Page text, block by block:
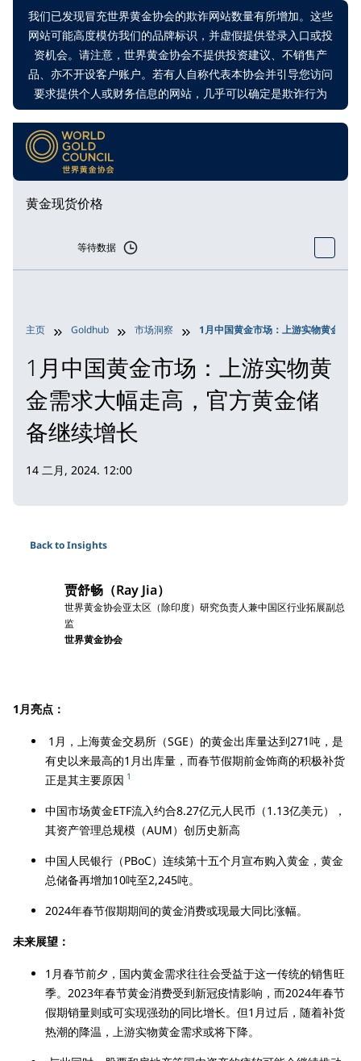
我们已发现冒充世界黄金协会的欺诈网站数量有所增加。这些
网站可能高度模仿我们的品牌标识，并虚假提供登录入口或投
资机会。请注意，世界黄金协会不提供投资建议、不销售产
品、亦不开设客户账户。若有人自称代表本协会并引导您访问
要求提供个人或财务信息的网站，几乎可以确定是欺诈行为
黄金现货价格
等待数据
主页 Goldhub 市场洞察 1月中国黄金市场：上游实物黄金需
1月中国黄金市场：上游实物黄
金需求大幅走高，官方黄金储
备继续增长
14 二月, 2024. 12:00
Back to Insights
贾舒畅（Ray Jia）
世界黄金协会亚太区（除印度）研究负责人兼中国区行业拓展副总
监
世界黄金协会
1月亮点：
1月，上海黄金交易所（SGE）的黄金出库量达到271吨，是
有史以来最高的1月出库量，而春节假期前金饰商的积极补货
正是其主要原因 1
中国市场黄金ETF流入约合8.27亿元人民币（1.13亿美元），
其资产管理总规模（AUM）创历史新高
中国人民银行（PBoC）连续第十五个月宣布购入黄金，黄金
总储备再增加10吨至2,245吨。
2024年春节假期期间的黄金消费或现最大同比涨幅。
未来展望：
1月春节前夕，国内黄金需求往往会受益于这一传统的销售旺
季。2023年春节黄金消费受到新冠疫情影响，而2024年春节
假期销量则或可实现强劲的同比增长。但1月过后，随着补货
热潮的降温，上游实物黄金需求或将下降。